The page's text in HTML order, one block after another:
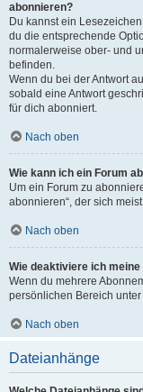
abonnieren?
Du kannst ein
du die entsprechende
normalerweise ober- und
befinden.
Wenn du bei der Antwort
sobald eine Antwort
für dich abonniert.
Nach oben
Wie kann ich ein Forum
Um ein Forum zu
abonnieren“, der sich
Nach oben
Wie deaktiviere ich
Wenn du mehrere
persönlichen Bereich unter
Nach oben
Dateianhänge